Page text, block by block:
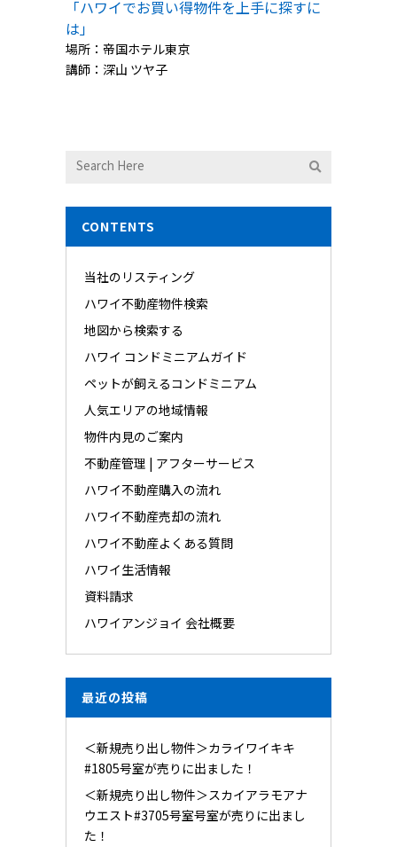
「ハワイでお買い得物件を上手に探すに
は」
場所：帝国ホテル東京
講師：深山 ツヤ子
CONTENTS
当社のリスティング
ハワイ不動産物件検索
地図から検索する
ハワイ コンドミニアムガイド
ペットが飼えるコンドミニアム
人気エリアの地域情報
物件内見のご案内
不動産管理 | アフターサービス
ハワイ不動産購入の流れ
ハワイ不動産売却の流れ
ハワイ不動産よくある質問
ハワイ生活情報
資料請求
ハワイアンジョイ 会社概要
最近の投稿
＜新規売り出し物件＞カライワイキキ
#1805号室が売りに出ました！
＜新規売り出し物件＞スカイアラモアナ
ウエスト#3705号室号室が売りに出まし
た！